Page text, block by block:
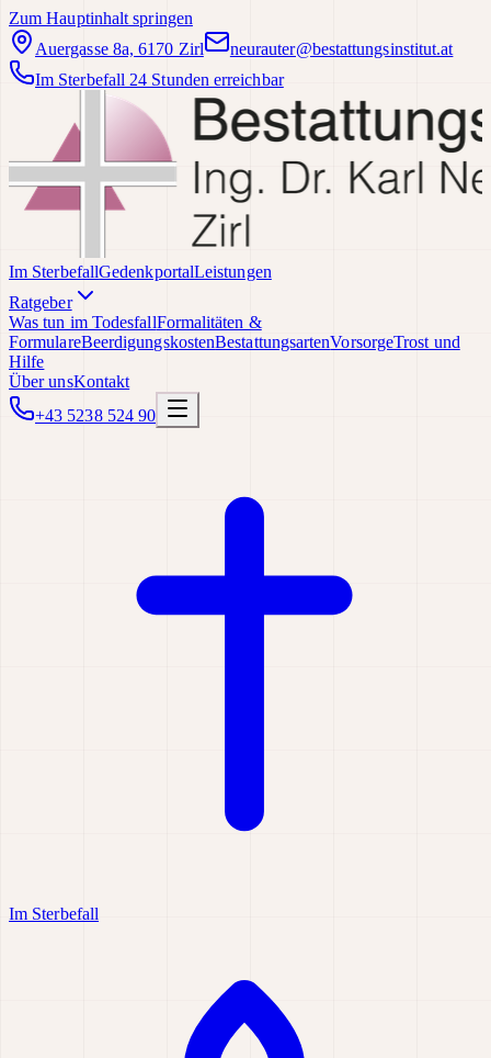
Zum Hauptinhalt springen
Auergasse 8a, 6170 Zirl
neurauter@bestattungsinstitut.at
Im Sterbefall 24 Stunden erreichbar
Im SterbefallGedenkportalLeistungen
Ratgeber
Was tun im TodesfallFormalitäten &
FormulareBeerdigungskostenBestattungsartenVorsorgeTrost und
Hilfe
Über unsKontakt
+43 5238 524 90
Im Sterbefall